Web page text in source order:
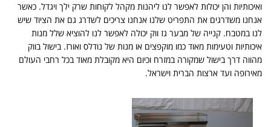
ואיכותיות והן יכולות לאפשר לנו ליהנות מקהל לקוחות שרק ילך ויגדל. כאשר
אנחנו משדרגים את התפריט שלנו אנחנו צריכים לשדרג גם את הציוד שיש
לנו במטבח. קנייה של מבער גז ווק יכולה לאפשר לנו להוציא שלל מנות
איכותיות וטעימות מאוד כמו מוקפצים או מנות של נודלס ואורז. בישול בווק
מהווה דרך בישול שמקורה במזרח וכיום היא מקובלת מאוד בכל רחבי העולם
מאירופה ועד ארצות הברית וישראל.